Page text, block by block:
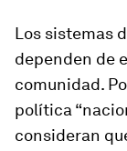
Los sistemas
dependen de
comunidad.
política
consideran